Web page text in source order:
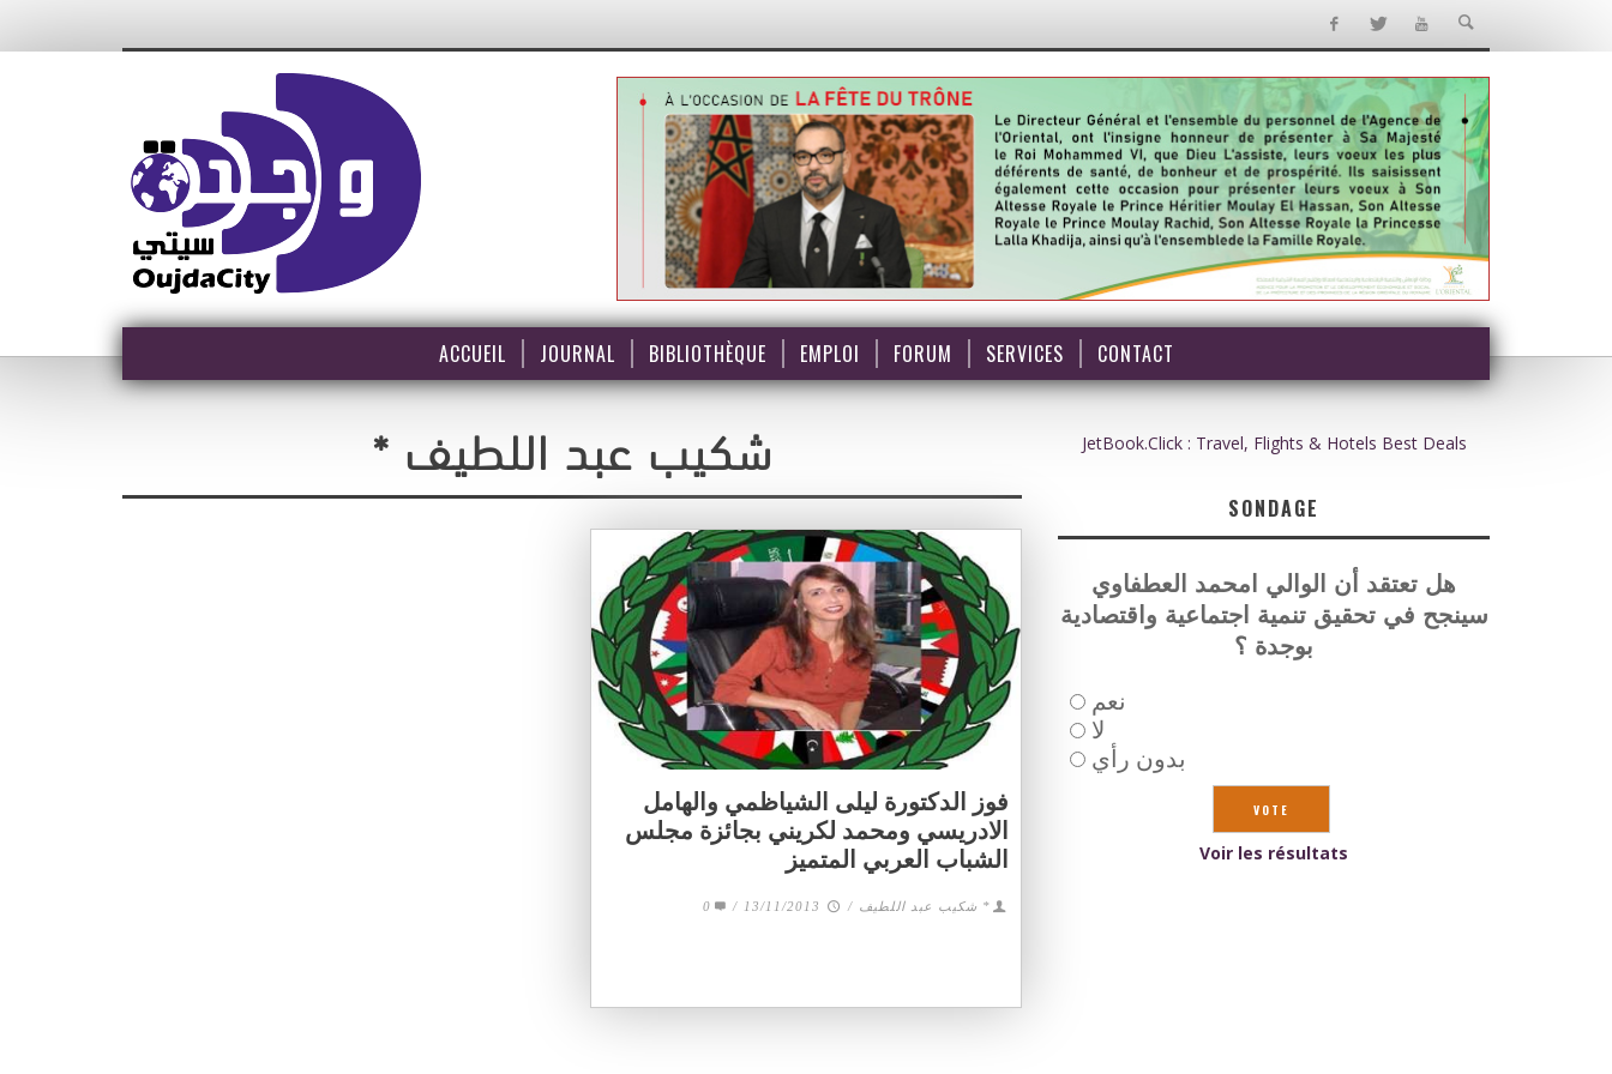
ACCUEIL JOURNAL BIBLIOTHÈQUE EMPLOI FORUM SERVICES CONTACT
* شكيب عبد اللطيف
فوز الدكتورة ليلى الشياظمي والهامل
الادريسي ومحمد لكريني بجائزة مجلس
الشباب العربي المتميز
* شكيب عبد اللطيف /
13/11/2013
/
0
JetBook.Click : Travel, Flights & Hotels Best Deals
SONDAGE
هل تعتقد أن الوالي امحمد العطفاوي
سينجح في تحقيق تنمية اجتماعية واقتصادية
بوجدة ؟
نعم
لا
بدون رأي
Voir les résultats